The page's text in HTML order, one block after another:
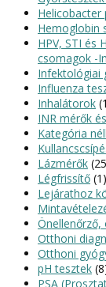
Helicobacter
Hemoglobin
HPV, STI és
csomagok -
Infektológiai
Influenza
Inhalátorok
INR mérők
Kategória
Lázmérők
Légfrissítő (1)
Lejárathoz
Otthoni
Otthoni
pH tesztek
PSA